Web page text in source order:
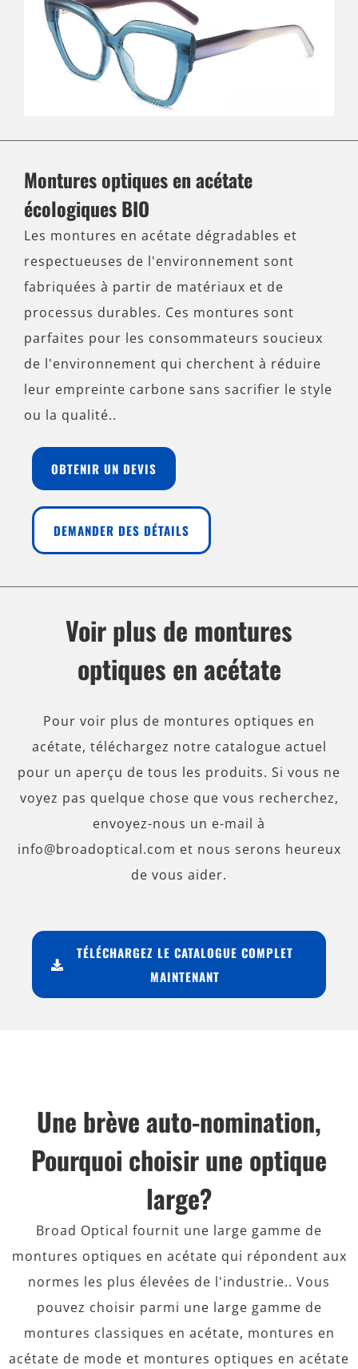
Montures optiques en acétate
écologiques BIO
Les montures en acétate dégradables et
respectueuses de l'environnement sont
fabriquées à partir de matériaux et de
processus durables. Ces montures sont
parfaites pour les consommateurs soucieux
de l'environnement qui cherchent à réduire
leur empreinte carbone sans sacrifier le style
ou la qualité..
OBTENIR UN DEVIS
DEMANDER DES DÉTAILS
Voir plus de montures
optiques en acétate
Pour voir plus de montures optiques en
acétate, téléchargez notre catalogue actuel
pour un aperçu de tous les produits. Si vous ne
voyez pas quelque chose que vous recherchez,
envoyez-nous un e-mail à
info@broadoptical.com et nous serons heureux
de vous aider.
TÉLÉCHARGEZ LE CATALOGUE COMPLET
MAINTENANT
Une brève auto-nomination​,
Pourquoi choisir une optique
large?
Broad Optical fournit une large gamme de
montures optiques en acétate qui répondent aux
normes les plus élevées de l'industrie.. Vous
pouvez choisir parmi une large gamme de
montures classiques en acétate, montures en
acétate de mode et montures optiques en acétate